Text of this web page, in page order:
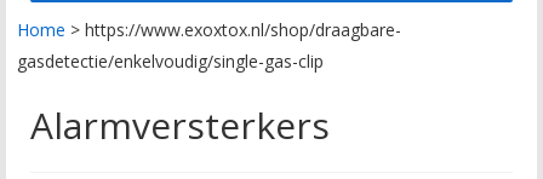
Home > https://www.exoxtox.nl/shop/draagbare-
gasdetectie/enkelvoudig/single-gas-clip
Alarmversterkers